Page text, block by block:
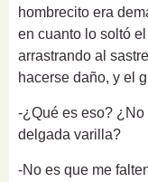
hombrecito era
en cuanto lo soltó
arrastrando al
hacerse daño, y el
-¿Qué es eso? ¿No
delgada varilla?
-No es que me